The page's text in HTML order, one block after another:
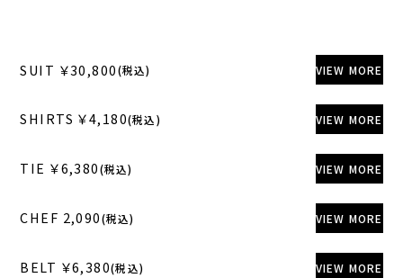
SUIT ￥30,800(税込) VIEW MORE
SHIRTS ￥4,180(税込) VIEW MORE
TIE ￥6,380(税込) VIEW MORE
CHEF 2,090(税込) VIEW MORE
BELT ￥6,380(税込) VIEW MORE